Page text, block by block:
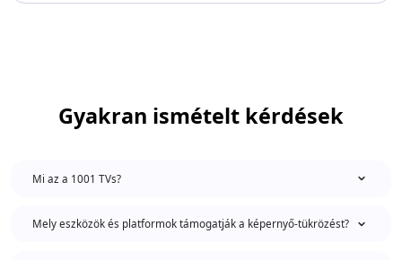
Gyakran ismételt kérdések
Mi az a 1001 TVs?
Mely eszközök és platformok támogatják a képernyő-tükrözést?